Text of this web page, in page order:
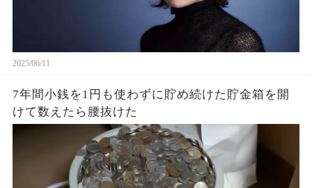
2025/06/11
7年間小銭を1円も使わずに貯め続けた貯金箱を開
けて数えたら腰抜けた